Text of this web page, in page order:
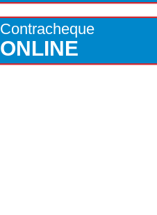
Contracheque
ONLINE